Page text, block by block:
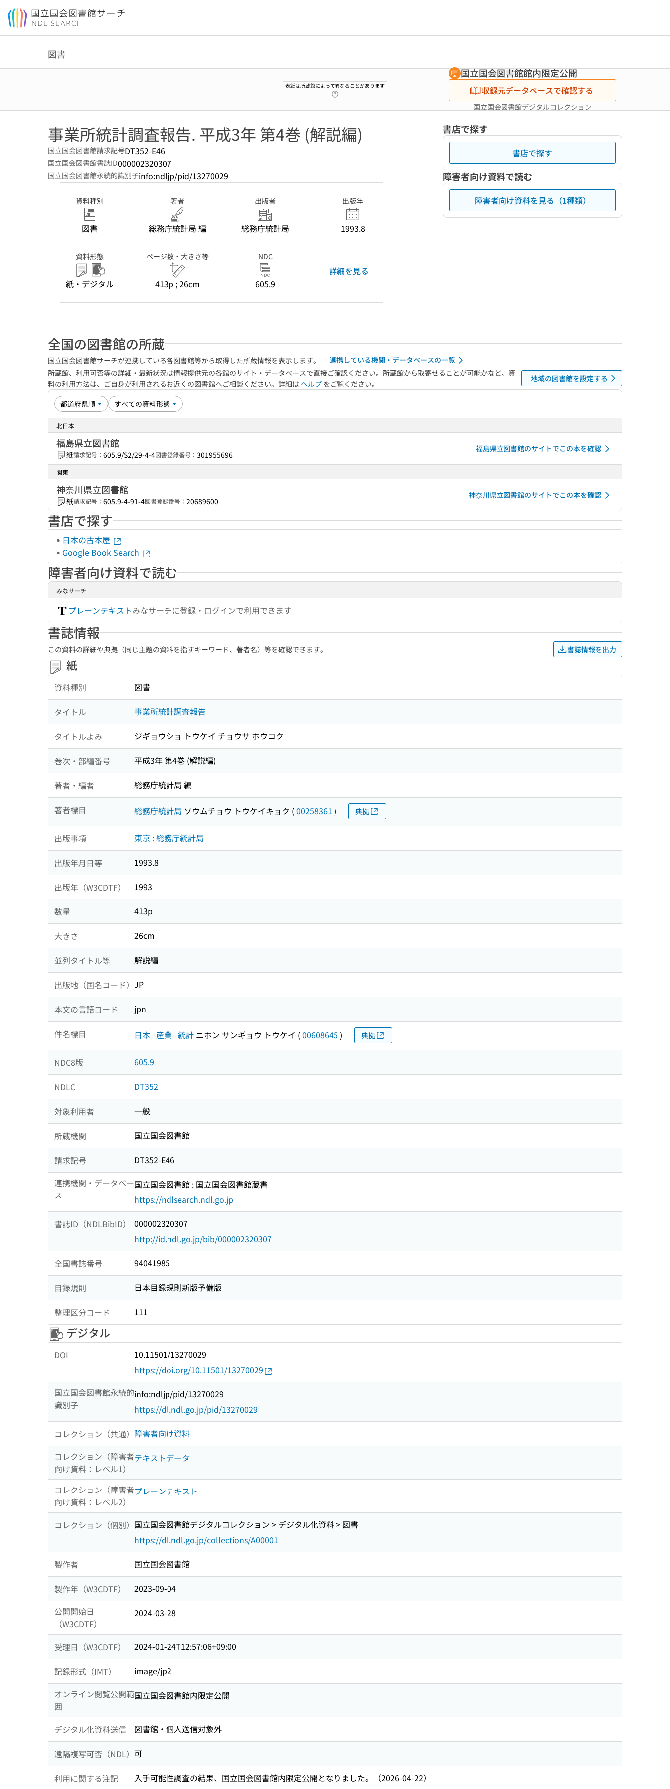
本文へ移動
図書
表紙は所蔵館によって異なることがあります
国立国会図書館館内限定公開
収録元データベースで確認する
国立国会図書館デジタルコレクション
事業所統計調査報告. 平成3年 第4巻 (解説編)
国立国会図書館請求記号DT352-E46
国立国会図書館書誌ID000002320307
国立国会図書館永続的識別子info:ndljp/pid/13270029
資料種別
図書
著者
総務庁統計局 編
出版者
総務庁統計局
出版年
1993.8
資料形態
紙・デジタル
ページ数・大きさ等
413p ; 26cm
NDC
605.9
詳細を見る
書店で探す
書店で探す
障害者向け資料で読む
障害者向け資料を見る（1種類）
全国の図書館の所蔵
国立国会図書館サーチが連携している各図書館等から取得した所蔵情報を表示します。
連携している機関・データベースの一覧
所蔵館、利用可否等の詳細・最新状況は情報提供元の各館のサイト・データベースで直接ご確認ください。所蔵館から取寄せることが可能かなど、資
料の利用方法は、ご自身が利用されるお近くの図書館へご相談ください。詳細は ヘルプ をご覧ください。
地域の図書館を設定する
北日本
福島県立図書館
紙請求記号： 605.9/S2/29-4-4図書登録番号： 301955696
福島県立図書館のサイトでこの本を確認
関東
神奈川県立図書館
紙請求記号： 605.9-4-91-4図書登録番号： 20689600
神奈川県立図書館のサイトでこの本を確認
書店で探す
日本の古本屋
Google Book Search
障害者向け資料で読む
みなサーチ
プレーンテキストみなサーチに登録・ログインで利用できます
書誌情報
この資料の詳細や典拠（同じ主題の資料を指すキーワード、著者名）等を確認できます。 書誌情報を出力
紙
資料種別 図書
タイトル 事業所統計調査報告
タイトルよみ ジギョウショ トウケイ チョウサ ホウコク
巻次・部編番号 平成3年 第4巻 (解説編)
著者・編者 総務庁統計局 編
著者標目 総務庁統計局 ソウムチョウ トウケイキョク (00258361 ) 典拠
出版事項 東京 : 総務庁統計局
出版年月日等 1993.8
出版年（W3CDTF） 1993
数量 413p
大きさ 26cm
並列タイトル等 解説編
出版地（国名コード） JP
本文の言語コード jpn
件名標目 日本--産業--統計 ニホン サンギョウ トウケイ (00608645 ) 典拠
NDC8版 605.9
NDLC DT352
対象利用者 一般
所蔵機関 国立国会図書館
請求記号
DT352-E46
連携機関・データベー
ス
国立国会図書館 : 国立国会図書館蔵書
https://ndlsearch.ndl.go.jp
書誌ID（NDLBibID）
000002320307
http://id.ndl.go.jp/bib/000002320307
全国書誌番号 94041985
目録規則 日本目録規則新版予備版
整理区分コード 111
デジタル
DOI
10.11501/13270029
https://doi.org/10.11501/13270029
国立国会図書館永続的
識別子
info:ndljp/pid/13270029
https://dl.ndl.go.jp/pid/13270029
コレクション（共通） 障害者向け資料
コレクション（障害者
向け資料：レベル1）
テキストデータ
コレクション（障害者
向け資料：レベル2）
プレーンテキスト
コレクション（個別） 国立国会図書館デジタルコレクション > デジタル化資料 > 図書
https://dl.ndl.go.jp/collections/A00001
製作者 国立国会図書館
製作年（W3CDTF）
2023-09-04
公開開始日
（W3CDTF）
2024-03-28
受理日（W3CDTF） 2024-01-24T12:57:06+09:00
記録形式（IMT）
image/jp2
オンライン閲覧公開範
囲
国立国会図書館内限定公開
デジタル化資料送信 図書館・個人送信対象外
遠隔複写可否（NDL） 可
利用に関する注記 入手可能性調査の結果、国立国会図書館内限定公開となりました。（2026-04-22）